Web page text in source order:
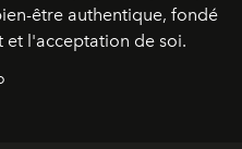
être authentique, fondé
l'acceptation de soi.